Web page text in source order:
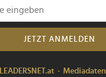
JETZT ANMELDEN
LEADERSNET.at Mediadaten